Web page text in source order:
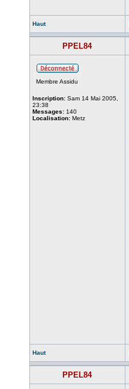
Haut
PPEL84
Membre Assidu
Inscription: Sam 14 Mai 2005,
23:38
Messages: 140
Localisation: Metz
Haut
PPEL84